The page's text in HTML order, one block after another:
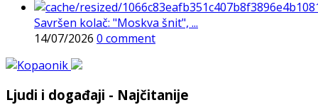
Savršen kolač: "Moskva šnit", ...
14/07/2026 0 comment
Ljudi i događaji - Najčitanije